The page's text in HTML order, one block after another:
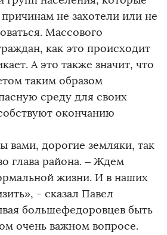
не захотели или не
Массового
как это происходит
А это также значит, что
таким образом
среду для своих
окончанию
вами, дорогие земляки, так
глава района. – Ждем
жизни. И в наших
- сказал Павел
большефедоровцев быть
очень важном вопросе.